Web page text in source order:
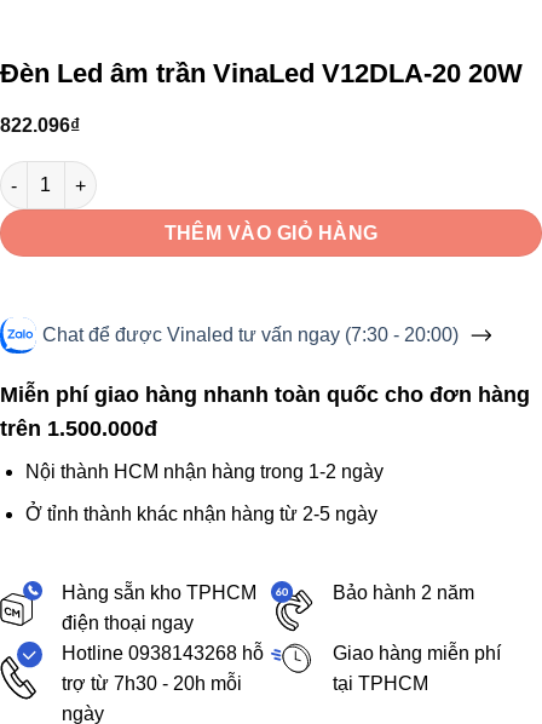
Đèn Led âm trần VinaLed V12DLA-20 20W
822.096₫
Đèn Led âm trần VinaLed V12DLA-20 20W số lượng
THÊM VÀO GIỎ HÀNG
Chat để được Vinaled tư vấn ngay (7:30 - 20:00)
Miễn phí giao hàng nhanh toàn quốc cho đơn hàng
trên 1.500.000đ
Nội thành HCM nhận hàng trong 1-2 ngày
Ở tỉnh thành khác nhận hàng từ 2-5 ngày
Hàng sẵn kho TPHCM
điện thoại ngay
Bảo hành 2 năm
Hotline 0938143268 hỗ
trợ từ 7h30 - 20h mỗi
ngày
Giao hàng miễn phí
tại TPHCM